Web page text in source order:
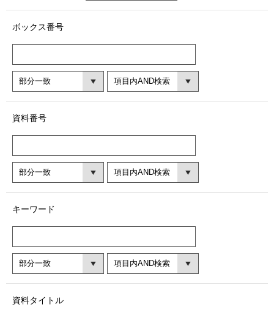
ボックス番号
資料番号
キーワード
資料タイトル